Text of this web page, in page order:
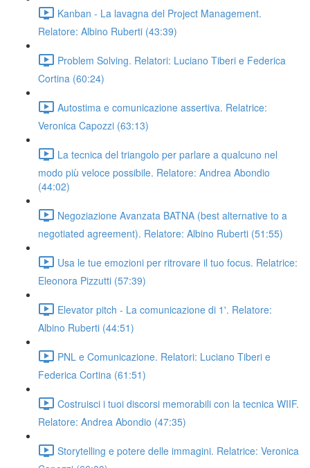
Kanban - La lavagna del Project Management.
Relatore: Albino Ruberti (43:39)
Problem Solving. Relatori: Luciano Tiberi e Federica
Cortina (60:24)
Autostima e comunicazione assertiva. Relatrice:
Veronica Capozzi (63:13)
La tecnica del triangolo per parlare a qualcuno nel
modo più veloce possibile. Relatore: Andrea Abondio
(44:02)
Negoziazione Avanzata BATNA (best alternative to a
negotiated agreement). Relatore: Albino Ruberti (51:55)
Usa le tue emozioni per ritrovare il tuo focus. Relatrice:
Eleonora Pizzutti (57:39)
Elevator pitch - La comunicazione di 1'. Relatore:
Albino Ruberti (44:51)
PNL e Comunicazione. Relatori: Luciano Tiberi e
Federica Cortina (61:51)
Costruisci i tuoi discorsi memorabili con la tecnica WIIF.
Relatore: Andrea Abondio (47:35)
Storytelling e potere delle immagini. Relatrice: Veronica